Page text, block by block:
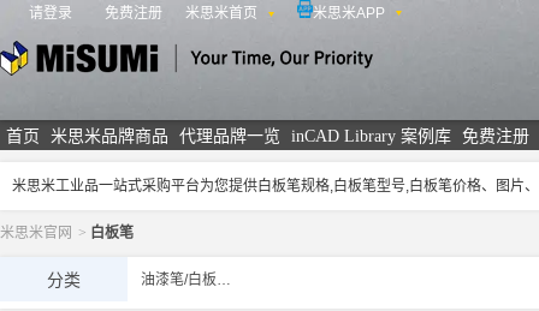
请登录 免费注册 米思米首页 米思米APP
首页 米思米品牌商品 代理品牌一览 inCAD Library 案例库 免费注册
米思米工业品一站式采购平台为您提供白板笔规格,白板笔型号,白板笔价格、图
米思米官网 > 白板笔
分类 油漆笔/白板笔/记号笔